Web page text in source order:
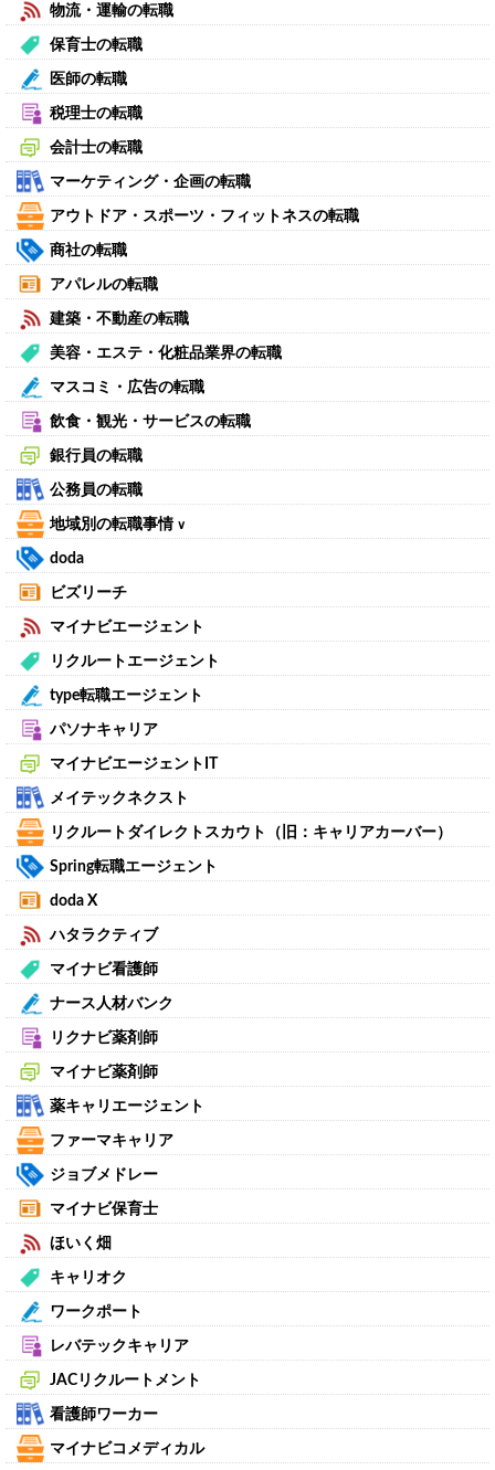
物流・運輸の転職
保育士の転職
医師の転職
税理士の転職
会計士の転職
マーケティング・企画の転職
アウトドア・スポーツ・フィットネスの転職
商社の転職
アパレルの転職
建築・不動産の転職
美容・エステ・化粧品業界の転職
マスコミ・広告の転職
飲食・観光・サービスの転職
銀行員の転職
公務員の転職
地域別の転職事情 ∨
doda
ビズリーチ
マイナビエージェント
リクルートエージェント
type転職エージェント
パソナキャリア
マイナビエージェントIT
メイテックネクスト
リクルートダイレクトスカウト（旧：キャリアカーバー）
Spring転職エージェント
doda X
ハタラクティブ
マイナビ看護師
ナース人材バンク
リクナビ薬剤師
マイナビ薬剤師
薬キャリエージェント
ファーマキャリア
ジョブメドレー
マイナビ保育士
ほいく畑
キャリオク
ワークポート
レバテックキャリア
JACリクルートメント
看護師ワーカー
マイナビコメディカル